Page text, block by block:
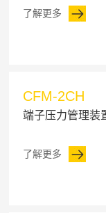
了解更多
CFM-2CH
端子压力管理装
了解更多